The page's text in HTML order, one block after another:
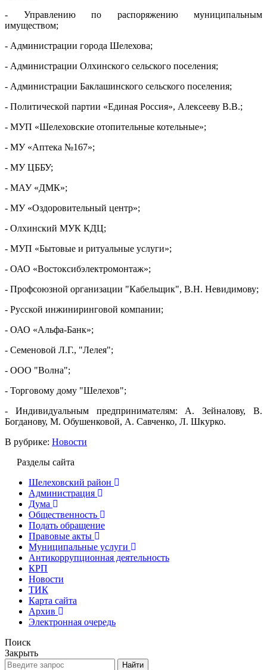
- Управлению по распоряжению муниципальным
имуществом;
- Администрации города Шелехова;
- Администрации Олхинского сельского поселения;
- Администрации Баклашинского сельского поселения;
- Политической партии «Единая Россия», Алексееву В.В.;
- МУП «Шелеховские отопительные котельные»;
- МУ «Аптека №167»;
- МУ ЦББУ;
- МАУ «ДМК»;
- МУ «Оздоровительный центр»;
- Олхинский МУК КДЦ;
- МУП «Бытовые и ритуальные услуги»;
- ОАО «Востоксибэлектромонтаж»;
- Профсоюзной организации "Кабельщик", В.Н. Невидимову;
- Русской инжиниринговой компании;
- ОАО «Альфа-Банк»;
- Семеновой Л.Г., "Лелея";
- ООО "Волна";
- Торговому дому "Шелехов";
- Индивидуальным предпринимателям: А. Зейналову, В.
Богданову, М. Обушенковой, А. Савченко, Л. Шкурко.
В рубрике: Новости
Разделы сайта
Шелеховский район
Администрация
Дума
Общественность
Подать обращение
Правовые акты
Муниципальные услуги
Антикоррупционная деятельность
КРП
Новости
ТИК
Карта сайта
Архив
Электронная очередь
Поиск
Закрыть
Найти